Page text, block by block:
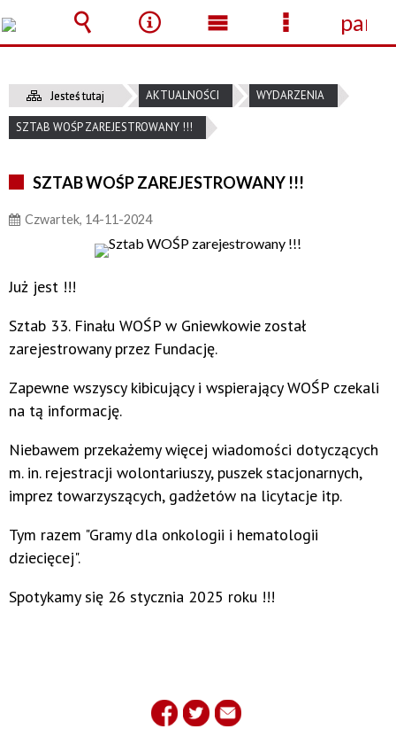
Jesteś tutaj AKTUALNOŚCI WYDARZENIA
SZTAB WOŚP ZAREJESTROWANY !!!
SZTAB WOŚP ZAREJESTROWANY !!!
Czwartek, 14-11-2024
Już jest !!!
Sztab 33. Finału WOŚP w Gniewkowie został
zarejestrowany przez Fundację.
Zapewne wszyscy kibicujący i wspierający WOŚP czekali
na tą informację.
Niebawem przekażemy więcej wiadomości dotyczących
m. in. rejestracji wolontariuszy, puszek stacjonarnych,
imprez towarzyszących, gadżetów na licytacje itp.
Tym razem "Gramy dla onkologii i hematologii
dziecięcej".
Spotykamy się 26 stycznia 2025 roku !!!
Wyszukiwarka
Narzędzia
Menu Menu
panel